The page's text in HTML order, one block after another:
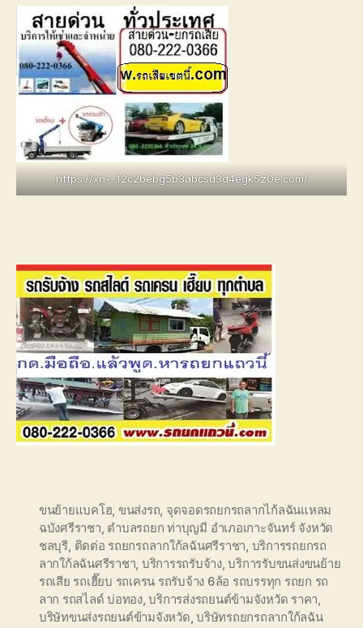
https://xn--12c2bebg5b3abcsd3d4egk5z0e.com/
ขนย้ายแบคโฮ, ขนส่งรถ, จุดจอดรถยกรถลากไก้ลฉันแหลม
ฉบังศรีราชา, ตำบลรถยก ท่าบุญมี อำเภอเกาะจันทร์ จังหวัด
ชลบุรี, ติดต่อ รถยกรถลากใก้ลฉันศรีราชา, บริการรถยกรถ
ลากใก้ลฉันศรีราชา, บริการรถรับจ้าง,บริการรับขนส่งขนย้าย
รถเสีย รถเฮี๊ยบ รถเครน รถรับจ้าง 6ล้อ รถบรรทุก รถยก รถ
ลาก รถสไลด์ บ่อทอง,บริการส่งรถยนต์ข้ามจังหวัด ราคา,
บริษัทขนส่งรถยนต์ข้ามจังหวัด,บริษัทรถยกรถลากใก้ลฉัน